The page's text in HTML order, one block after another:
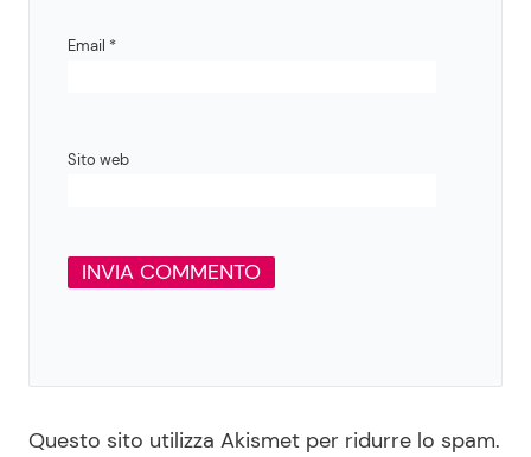
Email *
Sito web
Questo sito utilizza Akismet per ridurre lo spam.